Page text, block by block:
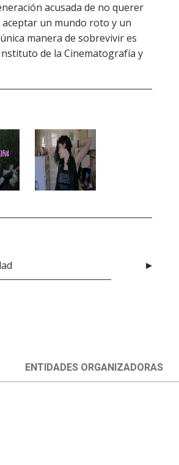
acusada de no querer
aceptar un mundo roto y un
manera de sobrevivir es
de la Cinematografía y
ENTIDADES ORGANIZADORAS